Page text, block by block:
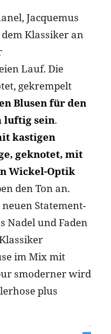
Jacquemus
Klassiker an
Lauf. Die
gekrempelt
Blusen für den
luftig sein.
kastigen
geknotet, mit
Wickel-Optik
den Ton an.
Statement-
Nadel und Faden
im Mix mit
smoderner wird
plus